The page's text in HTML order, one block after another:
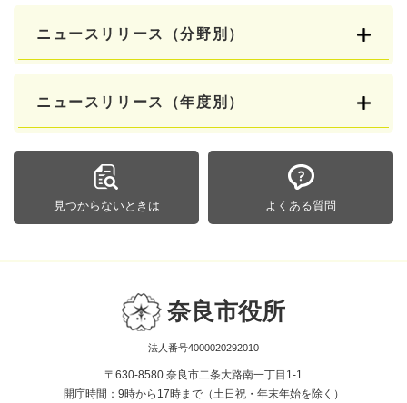
ニュースリリース（分野別）
ニュースリリース（年度別）
見つからないときは よくある質問
奈良市役所
法人番号4000020292010
〒630-8580 奈良市二条大路南一丁目1-1
開庁時間：9時から17時まで（土日祝・年末年始を除く）